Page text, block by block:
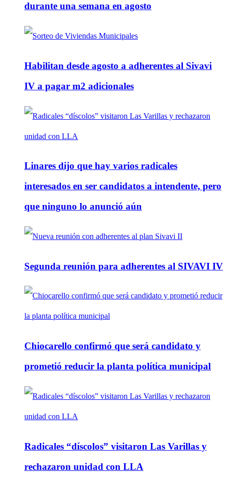
durante una semana en agosto
Habilitan desde agosto a adherentes al Sivavi
IV a pagar m2 adicionales
Linares dijo que hay varios radicales
interesados en ser candidatos a intendente, pero
que ninguno lo anunció aún
Segunda reunión para adherentes al SIVAVI IV
Chiocarello confirmó que será candidato y
prometió reducir la planta política municipal
Radicales “díscolos” visitaron Las Varillas y
rechazaron unidad con LLA